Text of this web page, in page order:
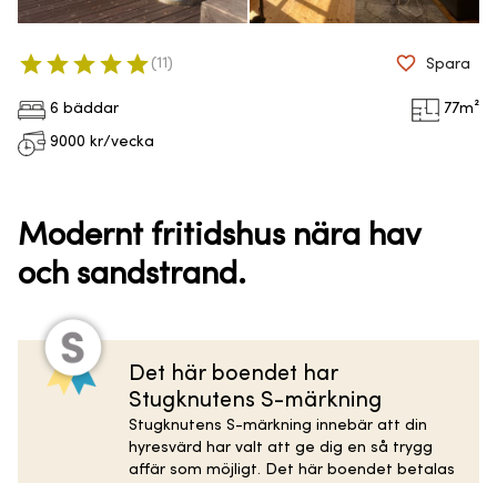
6 bäddar 77m²
9000 kr/vecka
( 11 ) Spara
Modernt fritidshus nära hav
och sandstrand.
Det här boendet har
Stugknutens S-märkning
Stugknutens S-märkning innebär att din
hyresvärd har valt att ge dig en så trygg
affär som möjligt. Det här boendet betalas